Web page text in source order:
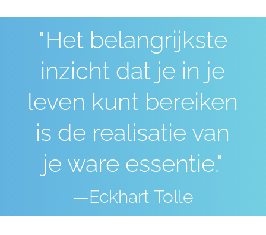
"Het belangrijkste
inzicht dat je in je
leven kunt bereiken
is de realisatie van
je ware essentie."
—Eckhart Tolle